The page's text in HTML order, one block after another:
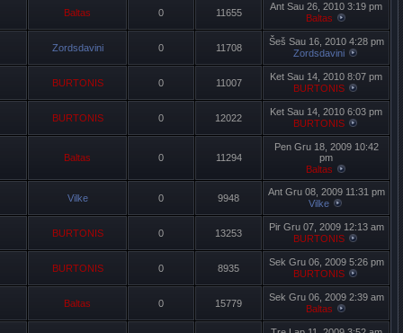
Baltas 0 11655
Ant Sau 26, 2010 3:19 pm
Baltas
Zordsdavini 0 11708
Šeš Sau 16, 2010 4:28 pm
Zordsdavini
BURTONIS 0 11007
Ket Sau 14, 2010 8:07 pm
BURTONIS
BURTONIS 0 12022
Ket Sau 14, 2010 6:03 pm
BURTONIS
Baltas 0 11294
Pen Gru 18, 2009 10:42
pm
Baltas
Vilke 0 9948
Ant Gru 08, 2009 11:31 pm
Vilke
BURTONIS 0 13253
Pir Gru 07, 2009 12:13 am
BURTONIS
BURTONIS 0 8935
Sek Gru 06, 2009 5:26 pm
BURTONIS
Baltas 0 15779
Sek Gru 06, 2009 2:39 am
Baltas